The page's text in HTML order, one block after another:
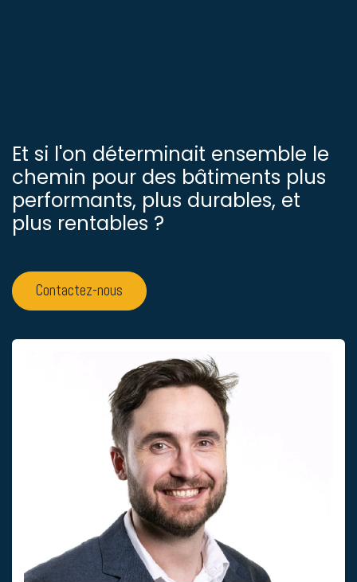
Et si l'on déterminait ensemble le
chemin pour des bâtiments plus
performants, plus durables, et
plus rentables ?
Contactez-nous